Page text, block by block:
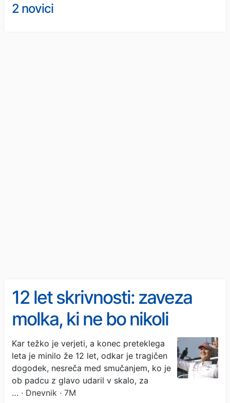
2 novici
12 let skrivnosti: zaveza
molka, ki ne bo nikoli
prelomljena
Kar težko je verjeti, a konec preteklega
leta je minilo že 12 let, odkar je tragičen
dogodek, nesreča med smučanjem, ko je
ob padcu z glavo udaril v skalo, za
… · Dnevnik · 7M